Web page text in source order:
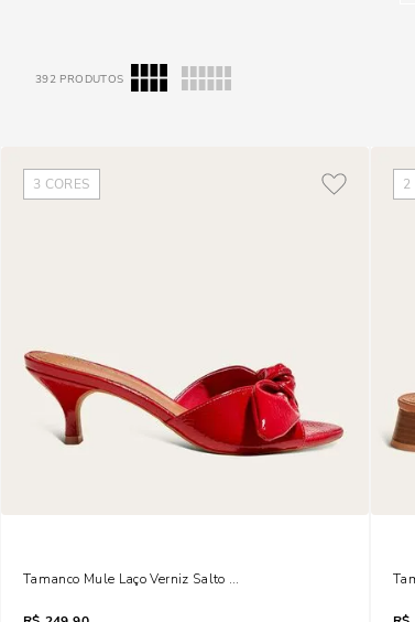
392 PRODUTOS
3 CORES
Tamanco Mule Laço Verniz Salto Fino Baixo Vermelho Blood
2